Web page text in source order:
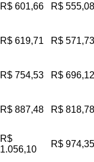
R$ 601,66 R$ 555,08
R$ 619,71 R$ 571,73
R$ 754,53 R$ 696,12
R$ 887,48 R$ 818,78
R$
1.056,10
R$ 974,35